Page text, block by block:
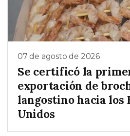
07 de agosto de 2026
Se certificó la
exportación de
langostino hacia los
Unidos